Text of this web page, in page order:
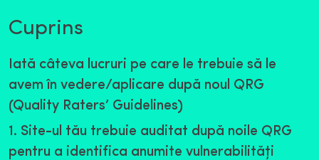
Cuprins
Iată câteva lucruri pe care le trebuie să le
avem în vedere/aplicare după noul QRG
(Quality Raters’ Guidelines)
1. Site-ul tău trebuie auditat după noile QRG
pentru a identifica anumite vulnerabilităţi